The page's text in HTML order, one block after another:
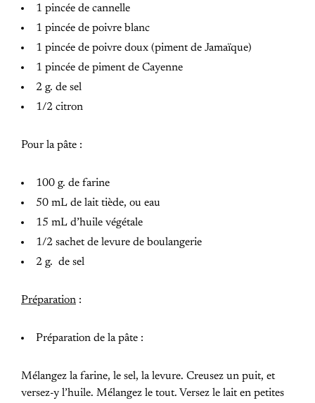
1 pincée de cannelle
1 pincée de poivre blanc
1 pincée de poivre doux (piment de Jamaïque)
1 pincée de piment de Cayenne
2 g. de sel
1/2 citron
Pour la pâte :
100 g. de farine
50 mL de lait tiède, ou eau
15 mL d’huile végétale
1/2 sachet de levure de boulangerie
2 g. de sel
Préparation :
Préparation de la pâte :
Mélangez la farine, le sel, la levure. Creusez un puit, et
versez-y l’huile. Mélangez le tout. Versez le lait en petites